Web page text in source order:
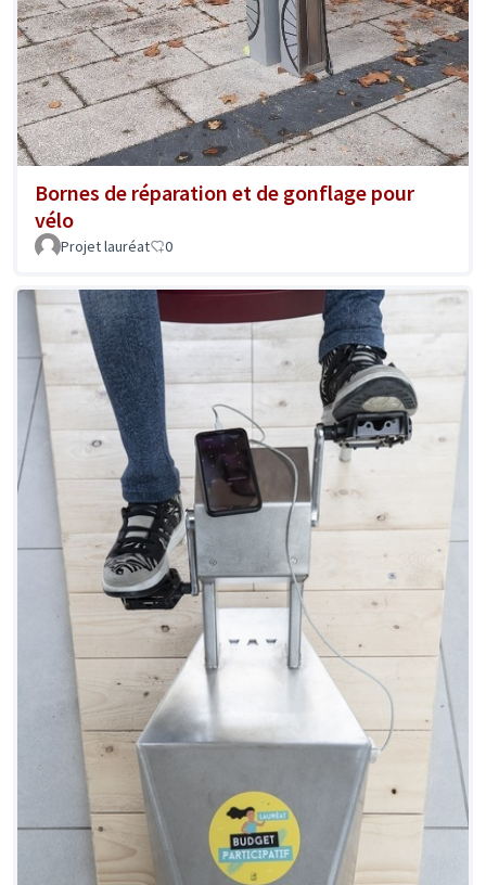
Bornes de réparation et de gonflage pour
vélo
Projet lauréat 0